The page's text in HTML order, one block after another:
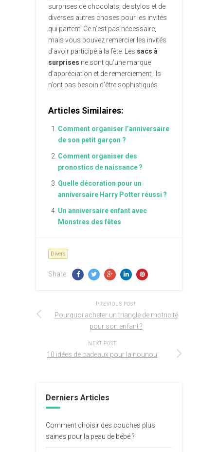
surprises de chocolats, de stylos et de
diverses autres choses pour les invités
qui partent. Ce n’est pas nécessaire,
mais vous pouvez remercier les invités
d’avoir participé à la fête. Les sacs à
surprises ne sont qu’une marque
d’appréciation et de remerciement, ils
n’ont pas besoin d’être sophistiqués.
Articles Similaires:
Comment organiser l’anniversaire
de son petit garçon ?
Comment organiser des
pronostics de naissance ?
Quelle décoration pour un
anniversaire Harry Potter réussi ?
Un anniversaire enfant avec
Monstres des fêtes
Divers
Share:
PREVIOUS POST
Pourquoi acheter un triangle de motricité
pour son enfant ?
NEXT POST
10 idées de cadeaux pour la nounou
Derniers Articles
Comment choisir des couches plus
saines pour la peau de bébé ?